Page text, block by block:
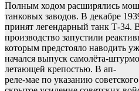
Полным ходом расширялись
танковых заводов. В декабре
принят легендарный танк Т-34.
производство запустили
которым предстояло наводить
начался выпуск самолёта-
летающей крепостью. В ап-
реле-мае по указанию